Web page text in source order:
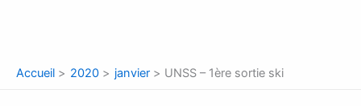
Accueil 2020 janvier UNSS – 1ère sortie ski